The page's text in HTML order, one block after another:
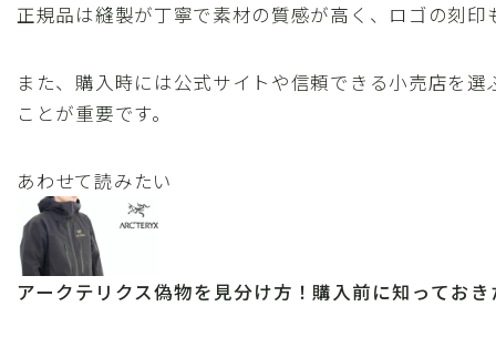
正規品は縫製が丁寧で素材の質感が高く、ロゴの刻印
また、購入時には公式サイトや信頼できる小売店を
ことが重要です。
あわせて読みたい
アークテリクス偽物を見分け方！購入前に知ってお